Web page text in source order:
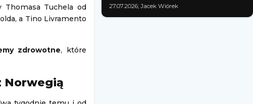
Thomasa Tuchela od
a Tino Livramento
zdrowotne, które
Norwegią
27.07.2026; Jacek Wiórek